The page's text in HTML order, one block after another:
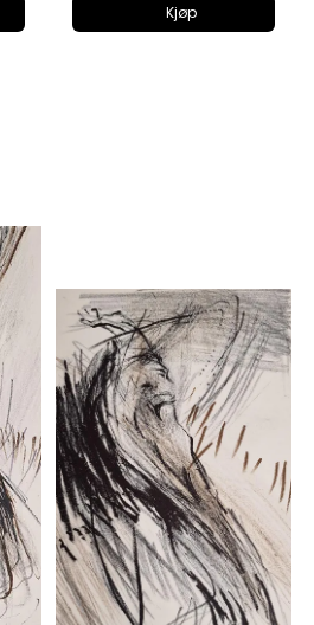
Kjøp